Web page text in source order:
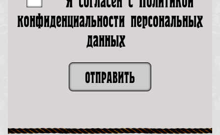
конфиденциальности персональных
данных
ОТПРАВИТЬ